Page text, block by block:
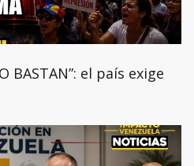
BASTAN”: el país exige